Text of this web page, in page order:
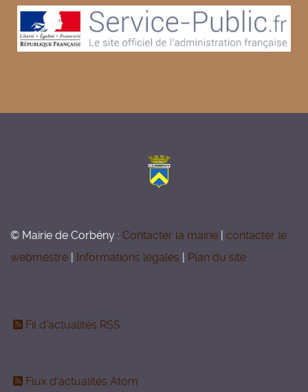
© Mairie de Corbény : Contacter la mairie
contacter le
webmestre
Informations légales Plan du site
Fil d'actualités RSS
Flux d'actualités Atom